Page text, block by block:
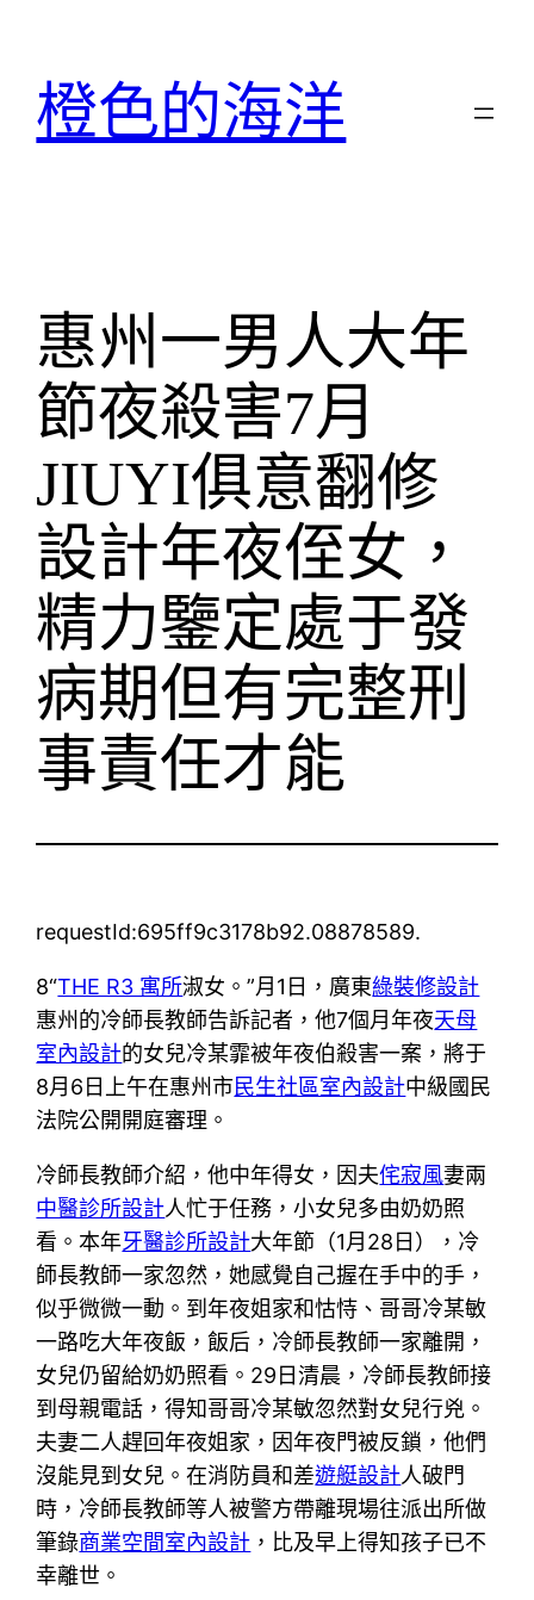
橙色的海洋
惠州一男人大年
節夜殺害7月
JIUYI俱意翻修
設計年夜侄女，
精力鑒定處于發
病期但有完整刑
事責任才能
requestId:695ff9c3178b92.08878589.
8“THE R3 寓所淑女。”月1日，廣東綠裝修設計
惠州的冷師長教師告訴記者，他7個月年夜天母
室內設計的女兒冷某霏被年夜伯殺害一案，將于
8月6日上午在惠州市民生社區室內設計中級國民
法院公開開庭審理。
冷師長教師介紹，他中年得女，因夫侘寂風妻兩
中醫診所設計人忙于任務，小女兒多由奶奶照
看。本年牙醫診所設計大年節（1月28日），冷
師長教師一家忽然，她感覺自己握在手中的手，
似乎微微一動。到年夜姐家和怙恃、哥哥冷某敏
一路吃大年夜飯，飯后，冷師長教師一家離開，
女兒仍留給奶奶照看。29日清晨，冷師長教師接
到母親電話，得知哥哥冷某敏忽然對女兒行兇。
夫妻二人趕回年夜姐家，因年夜門被反鎖，他們
沒能見到女兒。在消防員和差遊艇設計人破門
時，冷師長教師等人被警方帶離現場往派出所做
筆錄商業空間室內設計 ，比及早上得知孩子已不
幸離世。